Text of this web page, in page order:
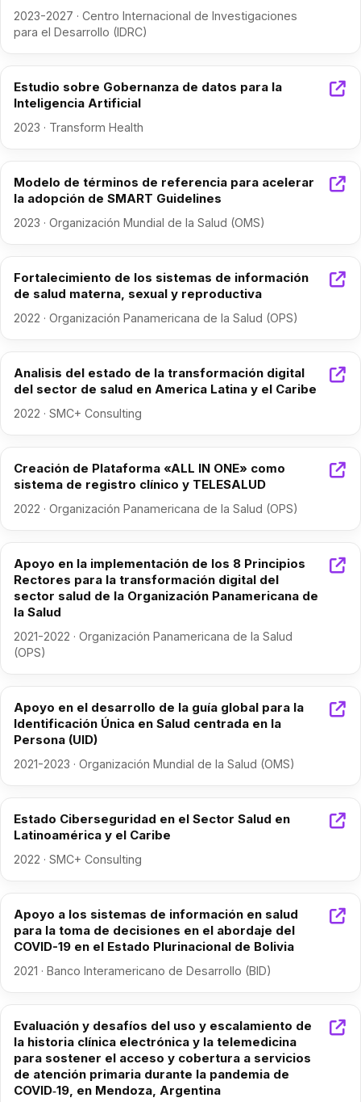
2023-2027 · Centro Internacional de Investigaciones
para el Desarrollo (IDRC)
Estudio sobre Gobernanza de datos para la
Inteligencia Artificial
2023 · Transform Health
Modelo de términos de referencia para acelerar
la adopción de SMART Guidelines
2023 · Organización Mundial de la Salud (OMS)
Fortalecimiento de los sistemas de información
de salud materna, sexual y reproductiva
2022 · Organización Panamericana de la Salud (OPS)
Analisis del estado de la transformación digital
del sector de salud en America Latina y el Caribe
2022 · SMC+ Consulting
Creación de Plataforma «ALL IN ONE» como
sistema de registro clínico y TELESALUD
2022 · Organización Panamericana de la Salud (OPS)
Apoyo en la implementación de los 8 Principios
Rectores para la transformación digital del
sector salud de la Organización Panamericana de
la Salud
2021-2022 · Organización Panamericana de la Salud
(OPS)
Apoyo en el desarrollo de la guía global para la
Identificación Única en Salud centrada en la
Persona (UID)
2021-2023 · Organización Mundial de la Salud (OMS)
Estado Ciberseguridad en el Sector Salud en
Latinoamérica y el Caribe
2022 · SMC+ Consulting
Apoyo a los sistemas de información en salud
para la toma de decisiones en el abordaje del
COVID-19 en el Estado Plurinacional de Bolivia
2021 · Banco Interamericano de Desarrollo (BID)
Evaluación y desafíos del uso y escalamiento de
la historia clínica electrónica y la telemedicina
para sostener el acceso y cobertura a servicios
de atención primaria durante la pandemia de
COVID‐19, en Mendoza, Argentina